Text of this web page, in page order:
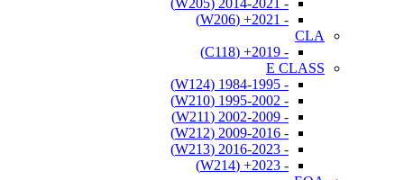
- 2014-2021 (W205)
- 2021+ (W206)
CLA
- 2019+ (C118)
E CLASS
- 1984-1995 (W124)
- 1995-2002 (W210)
- 2002-2009 (W211)
- 2009-2016 (W212)
- 2016-2023 (W213)
- 2023+ (W214)